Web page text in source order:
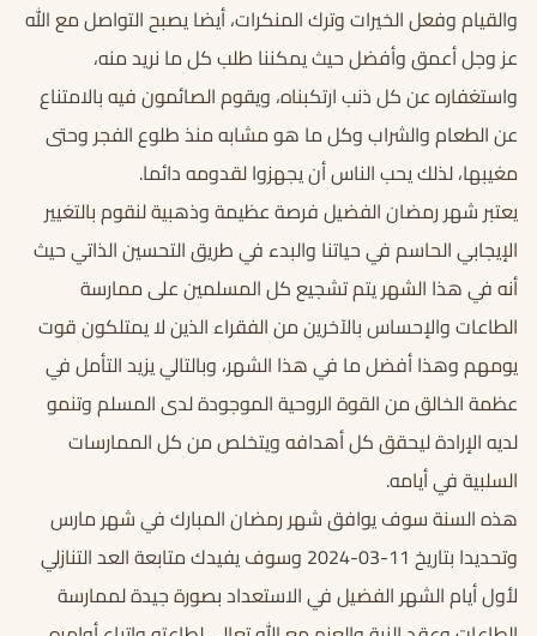
والقيام وفعل الخيرات وترك المنكرات، أيضا يصبح التواصل مع الله
عز وجل أعمق وأفضل حيث يمكننا طلب كل ما نريد منه،
واستغفاره عن كل ذنب ارتكبناه، ويقوم الصائمون فيه بالامتناع
عن الطعام والشراب وكل ما هو مشابه منذ طلوع الفجر وحتى
مغيبها، لذلك يحب الناس أن يجهزوا لقدومه دائما.
يعتبر شهر رمضان الفضيل فرصة عظيمة وذهبية لنقوم بالتغيير
الإيجابي الحاسم في حياتنا والبدء في طريق التحسين الذاتي حيث
أنه في هذا الشهر يتم تشجيع كل المسلمين على ممارسة
الطاعات والإحساس بالآخرين من الفقراء الذين لا يمتلكون قوت
يومهم وهذا أفضل ما في هذا الشهر، وبالتالي يزيد التأمل في
عظمة الخالق من القوة الروحية الموجودة لدى المسلم وتنمو
لديه الإرادة ليحقق كل أهدافه ويتخلص من كل الممارسات
السلبية في أيامه.
هذه السنة سوف يوافق شهر رمضان المبارك في شهر مارس
وتحديدا بتاريخ 11-03-2024 وسوف يفيدك متابعة العد التنازلي
لأول أيام الشهر الفضيل في الاستعداد بصورة جيدة لممارسة